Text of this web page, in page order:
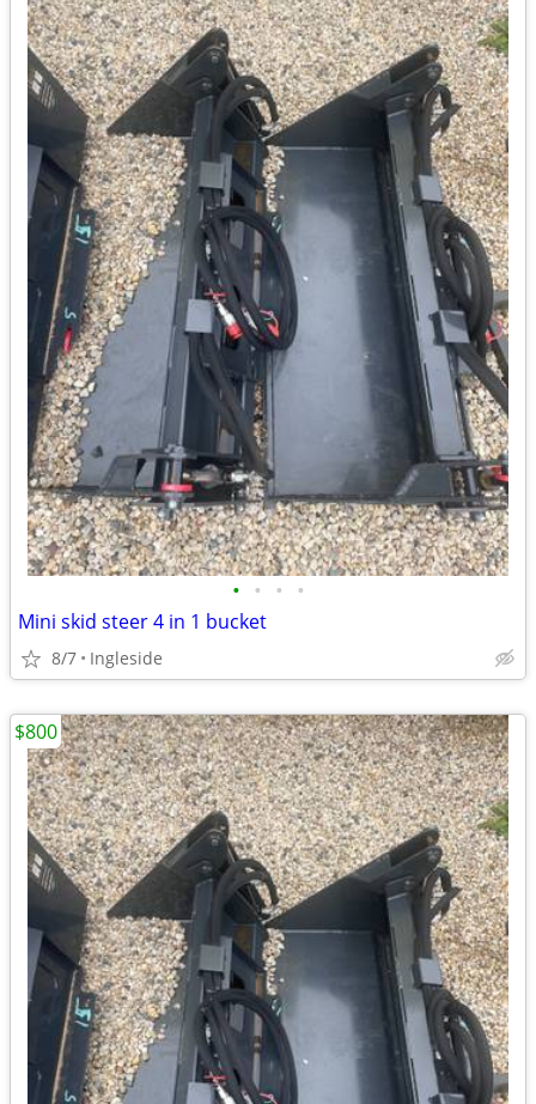
• • • •
Mini skid steer 4 in 1 bucket
8/7 Ingleside
$800